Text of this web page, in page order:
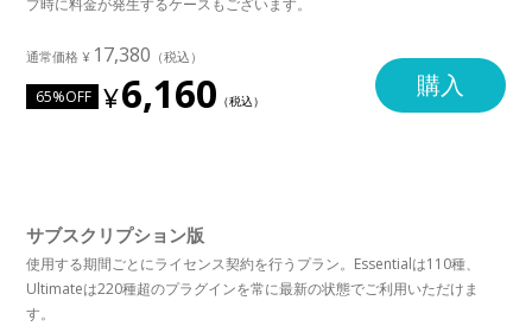
プ時に料金が発生するケースもございます。
17,380
65%OFF 6,160 購入
サブスクリプション版
使用する期間ごとにライセンス契約を行うプラン。Essentialは110種、
Ultimateは220種超のプラグインを常に最新の状態でご利用いただけま
す。